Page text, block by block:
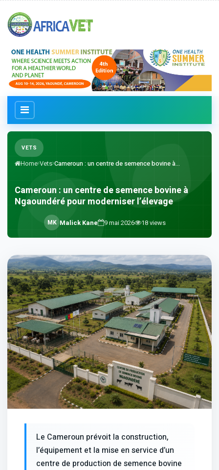
Home Vets Cameroun : un centre de semence bovine à...
VETS
Cameroun : un centre de semence bovine à
Ngaoundéré pour moderniser l’élevage
MK Malick Kane 9 mai 2026 18views
Le Cameroun prévoit la construction,
l’équipement et la mise en service d’un
centre de production de semence bovine